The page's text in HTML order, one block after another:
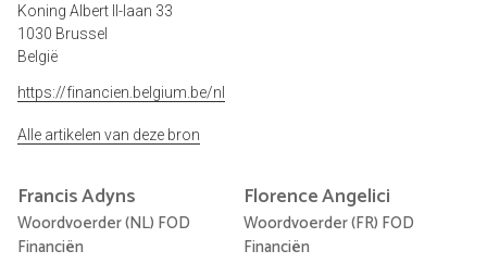
Koning Albert II-laan 33
1030 Brussel
België
https://financien.belgium.be/nl
Alle artikelen van deze bron
FrancisAdyns
Woordvoerder (NL) FOD
Financiën
FlorenceAngelici
Woordvoerder (FR) FOD
Financiën